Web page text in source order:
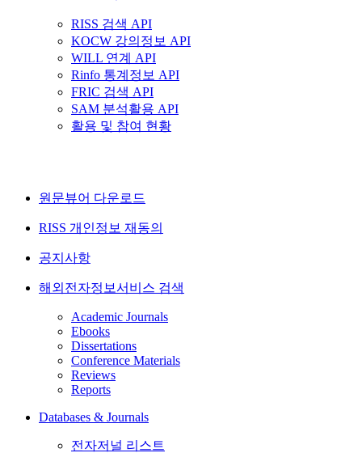
RISS 검색 API
KOCW 강의정보 API
WILL 연계 API
Rinfo 통계정보 API
FRIC 검색 API
SAM 분석활용 API
활용 및 참여 현황
원문뷰어 다운로드
RISS 개인정보 재동의
공지사항
해외전자정보서비스 검색
Academic Journals
Ebooks
Dissertations
Conference Materials
Reviews
Reports
Databases & Journals
전자저널 리스트